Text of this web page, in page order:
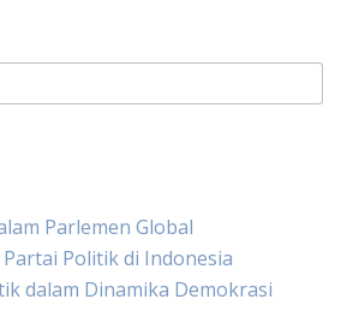
Parlemen Global
Politik di Indonesia
dalam Dinamika Demokrasi